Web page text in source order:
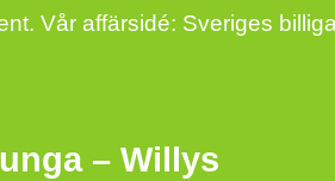
Vår affärsidé: Sveriges
– Willys